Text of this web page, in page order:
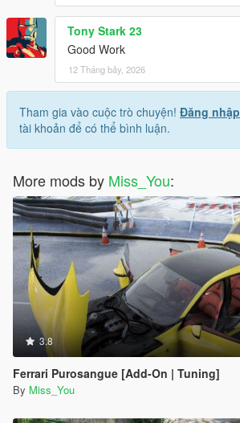
Tony Stark 23
Good Work
12 Tháng bảy, 2026
Tham gia vào cuộc trò chuyện! Đăng nhập
tài khoản để có thể bình luận.
More mods by Miss_You:
3.8
Ferrari Purosangue [Add-On | Tuning]
By Miss_You